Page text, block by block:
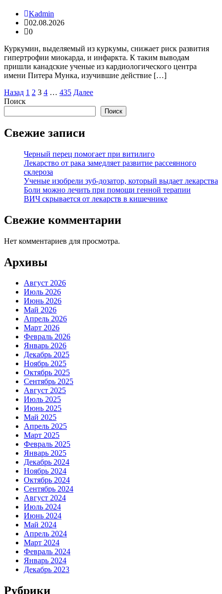
Kadmin
02.08.2026
0
Куркумин, выделяемый из куркумы, снижает риск развития
гипертрофии миокарда, и инфаркта. К таким выводам
пришли канадские ученые из кардиологического центра
имени Питера Мунка, изучившие действие […]
Пагинация
записей
Назад 1 2 3 4 … 435 Далее
Поиск
Поиск
Свежие записи
Черный перец помогает при витилиго
Лекарство от рака замедляет развитие рассеянного
склероза
Ученые изобрели зуб-дозатор, который выдает лекарства
Боли можно лечить при помощи генной терапии
ВИЧ скрывается от лекарств в кишечнике
Свежие комментарии
Нет комментариев для просмотра.
Архивы
Август 2026
Июль 2026
Июнь 2026
Май 2026
Апрель 2026
Март 2026
Февраль 2026
Январь 2026
Декабрь 2025
Ноябрь 2025
Октябрь 2025
Сентябрь 2025
Август 2025
Июль 2025
Июнь 2025
Май 2025
Апрель 2025
Март 2025
Февраль 2025
Январь 2025
Декабрь 2024
Ноябрь 2024
Октябрь 2024
Сентябрь 2024
Август 2024
Июль 2024
Июнь 2024
Май 2024
Апрель 2024
Март 2024
Февраль 2024
Январь 2024
Декабрь 2023
Рубрики